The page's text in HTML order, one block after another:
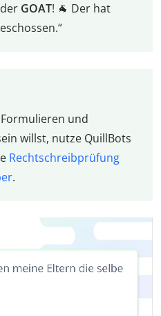
GOAT! 🐐 Der hat
Formulieren und
willst, nutze QuillBots
Rechtschreibprüfung
.